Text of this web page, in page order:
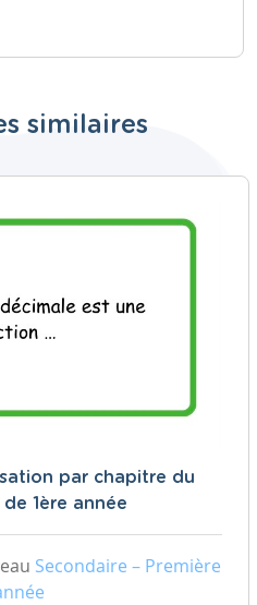
similaires
par chapitre du
de 1ère année
Secondaire – Première